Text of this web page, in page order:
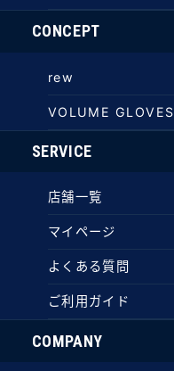
CONCEPT
rew
VOLUME GLOVES
SERVICE
店舗一覧
マイページ
よくある質問
ご利用ガイド
COMPANY